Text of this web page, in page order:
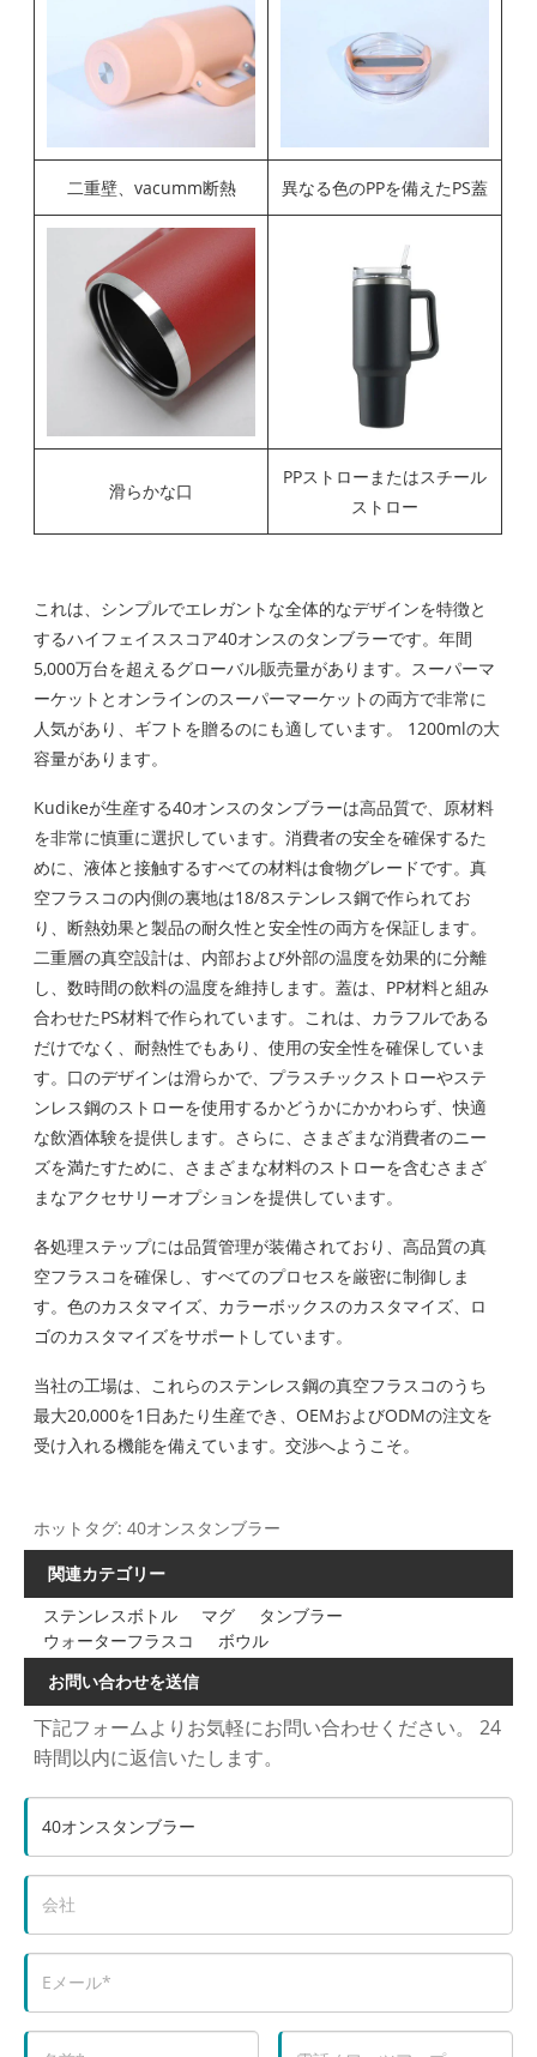
二重壁、vacumm断熱 異なる色のPPを備えたPS蓋
滑らかな口
PPストローまたはスチール
ストロー
これは、シンプルでエレガントな全体的なデザインを特徴と
するハイフェイススコア40オンスのタンブラーです。年間
5,000万台を超えるグローバル販売量があります。スーパーマ
ーケットとオンラインのスーパーマーケットの両方で非常に
人気があり、ギフトを贈るのにも適しています。 1200mlの大
容量があります。
Kudikeが生産する40オンスのタンブラーは高品質で、原材料
を非常に慎重に選択しています。消費者の安全を確保するた
めに、液体と接触するすべての材料は食物グレードです。真
空フラスコの内側の裏地は18/8ステンレス鋼で作られてお
り、断熱効果と製品の耐久性と安全性の両方を保証します。
二重層の真空設計は、内部および外部の温度を効果的に分離
し、数時間の飲料の温度を維持します。蓋は、PP材料と組み
合わせたPS材料で作られています。これは、カラフルである
だけでなく、耐熱性でもあり、使用の安全性を確保していま
す。口のデザインは滑らかで、プラスチックストローやステ
ンレス鋼のストローを使用するかどうかにかかわらず、快適
な飲酒体験を提供します。さらに、さまざまな消費者のニー
ズを満たすために、さまざまな材料のストローを含むさまざ
まなアクセサリーオプションを提供しています。
各処理ステップには品質管理が装備されており、高品質の真
空フラスコを確保し、すべてのプロセスを厳密に制御しま
す。色のカスタマイズ、カラーボックスのカスタマイズ、ロ
ゴのカスタマイズをサポートしています。
当社の工場は、これらのステンレス鋼の真空フラスコのうち
最大20,000を1日あたり生産でき、OEMおよびODMの注文を
受け入れる機能を備えています。交渉へようこそ。
ホットタグ: 40オンスタンブラー
関連カテゴリー
ステンレスボトル
マグ
タンブラー
ウォーターフラスコ
ボウル
お問い合わせを送信
下記フォームよりお気軽にお問い合わせください。 24
時間以内に返信いたします。